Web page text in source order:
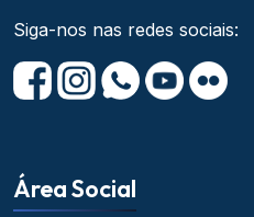
Siga-nos nas redes sociais:
Área Social